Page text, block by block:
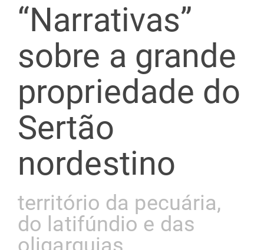
“Narrativas”
sobre a grande
propriedade do
Sertão
nordestino
território da pecuária,
do latifúndio e das